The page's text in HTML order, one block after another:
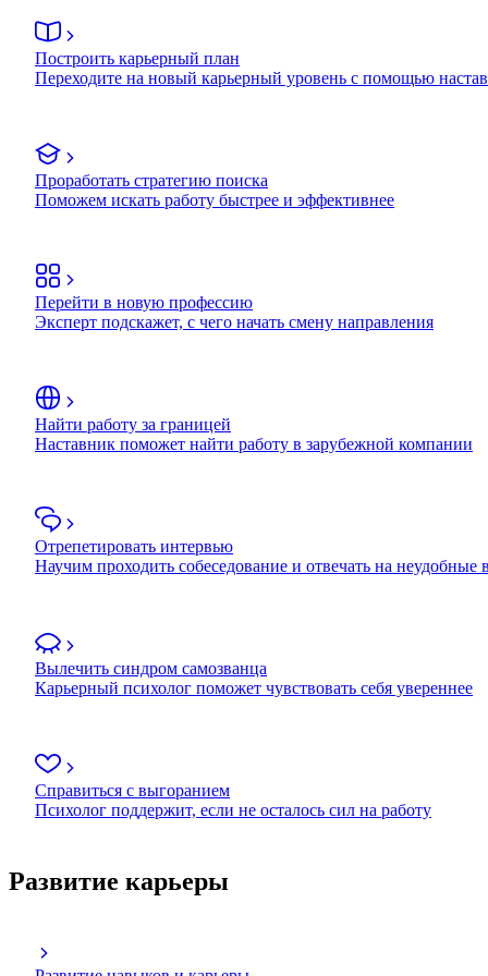
Построить карьерный план
Переходите на новый карьерный уровень с помощью
Проработать стратегию поиска
Поможем искать работу быстрее и эффективнее
Перейти в новую профессию
Эксперт подскажет, с чего начать смену направления
Найти работу за границей
Наставник поможет найти работу в зарубежной компании
Отрепетировать интервью
Научим проходить собеседование и отвечать на неудобные
Вылечить синдром самозванца
Карьерный психолог поможет чувствовать себя увереннее
Справиться с выгоранием
Психолог поддержит, если не осталось сил на работу
Развитие карьеры